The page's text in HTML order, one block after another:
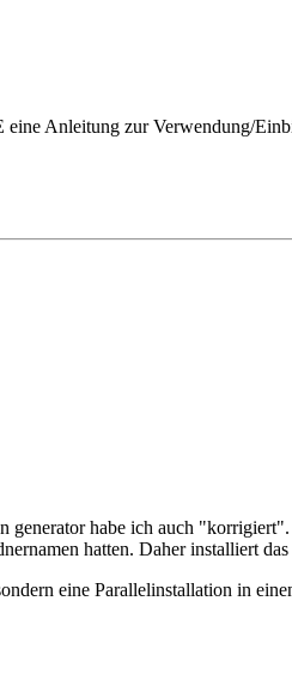
Anleitung zur Verwendung/
generator habe ich auch "korrigiert".
hatten. Daher installiert
eine Parallelinstallation in